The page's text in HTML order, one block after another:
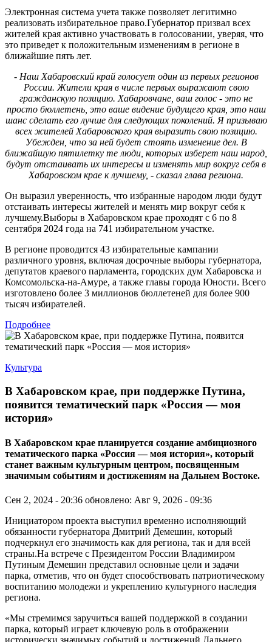
Электронная система учета также позволяет легитимно
реализовать избирательное право.Губернатор призвал всех
жителей края активно участвовать в голосовании, уверяя, что
это приведет к положительным изменениям в регионе в
ближайшие пять лет.
- Наш Хабаровский край голосует один из первых регионов
России. Жители края в числе первых выражают свою
гражданскую позицию. Хабаровчане, ваш голос - это не
просто бюллетень, это ваше видение будущего края, это наш
шанс сделать его лучше для следующих поколений. Я призываю
всех жителей Хабаровского края выразить свою позицию.
Убежден, что за ней будет стоять изменение дел. В
ближайшую пятилетку те люди, которых изберет наш народ,
будут отстаивать их интересы и изменять мир вокруг себя в
Хабаровском крае к лучшему, - сказал глава региона.
Он выразил уверенность, что избранные народом люди будут
отстаивать интересы жителей и менять мир вокруг себя к
лучшему.Выборы в Хабаровском крае проходят с 6 по 8
сентября 2024 года на 741 избирательном участке.
В регионе проводится 43 избирательные кампании
различного уровня, включая досрочные выборы губернатора,
депутатов краевого парламента, городских дум Хабаровска и
Комсомольска-на-Амуре, а также главы города Юности. Всего
изготовлено более 3 миллионов бюллетеней для более 900
тысяч избирателей.
Подробнее
Культура
В Хабаровском крае, при поддержке Путина,
появится тематический парк «Россия — моя
история»
В Хабаровском крае планируется создание амбициозного
тематического парка «Россия — моя история», который
станет важным культурным центром, посвященным
значимым событиям и достижениям на Дальнем Востоке.
Сен 2, 2024 - 20:36 обновлено: Авг 9, 2026 - 09:36
Инициатором проекта выступил временно исполняющий
обязанности губернатора Дмитрий Демешин, который
подчеркнул его значимость как для региона, так и для всей
страны.На встрече с Президентом России Владимиром
Путиным Демешин представил основные цели и задачи
парка, отметив, что он будет способствовать патриотическому
воспитанию молодежи и укреплению культурного наследия
региона.
«Мы стремимся заручиться вашей поддержкой в создании
парка, который играет ключевую роль в отображении
исторически значимых событий и достижений Дальнего